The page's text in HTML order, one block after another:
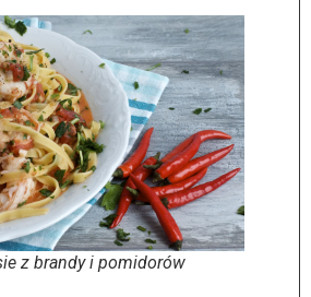
z brandy i pomidorów